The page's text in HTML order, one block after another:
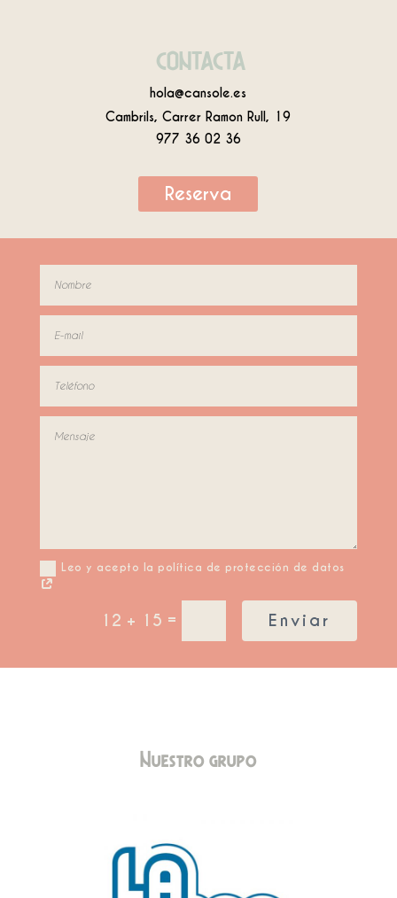
CONTACTA
hola@cansole.es
Cambrils, Carrer Ramon Rull, 19
977 36 02 36
Reserva
Leo y acepto la política de protección de datos
12 + 15 = Enviar
Nuestro grupo